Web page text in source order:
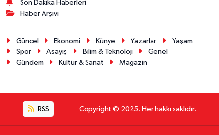
Son Dakika Haberleri
Haber Arşivi
Güncel Ekonomi Künye Yazarlar
Yaşam
Spor
Asayiş Bilim & Teknoloji
Genel
Gündem
Kültür & Sanat Magazin
RSS Copyright © 2025. Her hakkı saklıdır.